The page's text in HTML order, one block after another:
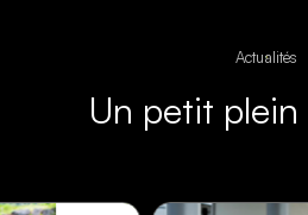
Actualités
Un petit plein